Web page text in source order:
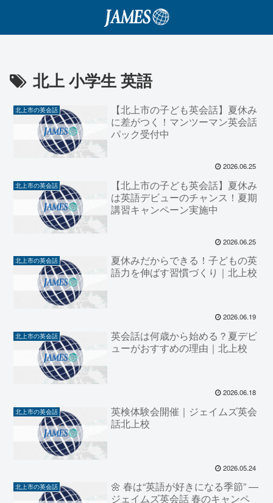
北上 小学生 英語
北上市の英会話
【北上市の子ども英会話】夏休み
に差がつく！マンツーマン英会話
パック受付中
2026.06.25
北上市の英会話
【北上市の子ども英会話】夏休み
は英語デビューのチャンス！夏期
講習キャンペーン実施中
2026.06.25
北上市の英会話
夏休みだからできる！子どもの英
語力を伸ばす習慣づくり｜北上校
2026.06.19
北上市の英会話
英会話は何歳から始める？夏デビ
ューがおすすめの理由｜北上校
2026.06.18
北上市の英会話
英検体験会開催｜ジェイムズ英会
話北上校
2026.05.24
北上市の英会話
🌼 春は“英語が好きになる季節” —
ジェイムズ英会話 春のキャンペ